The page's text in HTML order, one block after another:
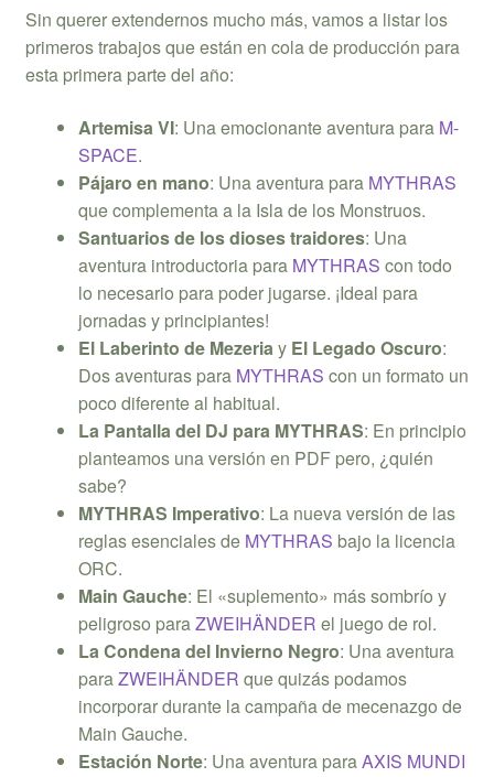
Sin querer extendernos mucho más, vamos a listar los
primeros trabajos que están en cola de producción para
esta primera parte del año:
Artemisa VI: Una emocionante aventura para M-
SPACE.
Pájaro en mano: Una aventura para MYTHRAS
que complementa a la Isla de los Monstruos.
Santuarios de los dioses traidores: Una
aventura introductoria para MYTHRAS con todo
lo necesario para poder jugarse. ¡Ideal para
jornadas y principiantes!
El Laberinto de Mezeriay El Legado Oscuro:
Dos aventuras para MYTHRAS con un formato un
poco diferente al habitual.
La Pantalla del DJ para MYTHRAS: En principio
planteamos una versión en PDF pero, ¿quién
sabe?
MYTHRAS Imperativo: La nueva versión de las
reglas esenciales de MYTHRAS bajo la licencia
ORC.
Main Gauche: El «suplemento» más sombrío y
peligroso paraZWEIHÄNDER el juego de rol.
La Condena del Invierno Negro: Una aventura
paraZWEIHÄNDER que quizás podamos
incorporar durante la campaña de mecenazgo de
Main Gauche.
Estación Norte: Una aventura paraAXIS MUNDI